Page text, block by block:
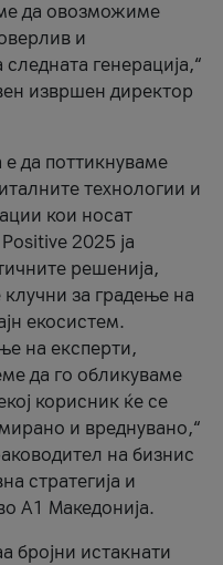
да овозможиме
и
генерација,“
извршен директор
е да поттикнуваме
технологии и
кои носат
2025 ја
решенија,
за градење на
екосистем.
на експерти,
да го обликуваме
корисник ќе се
и вреднувано,“
на бизнис
стратегија и
А1 Македонија.
бројни истакнати